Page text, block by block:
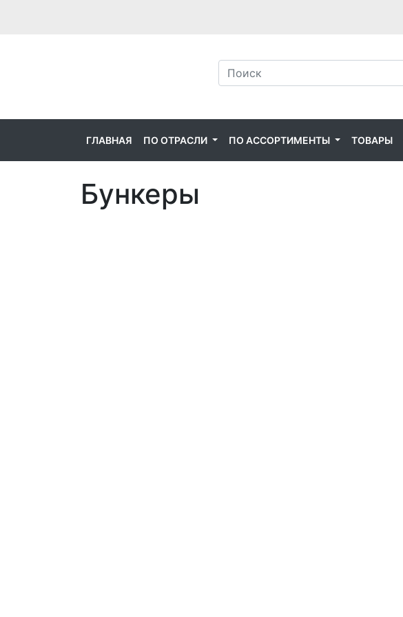
ГЛАВНАЯ ПО ОТРАСЛИ ПО АССОРТИМЕНТЫ ТОВАРЫ
Бункеры